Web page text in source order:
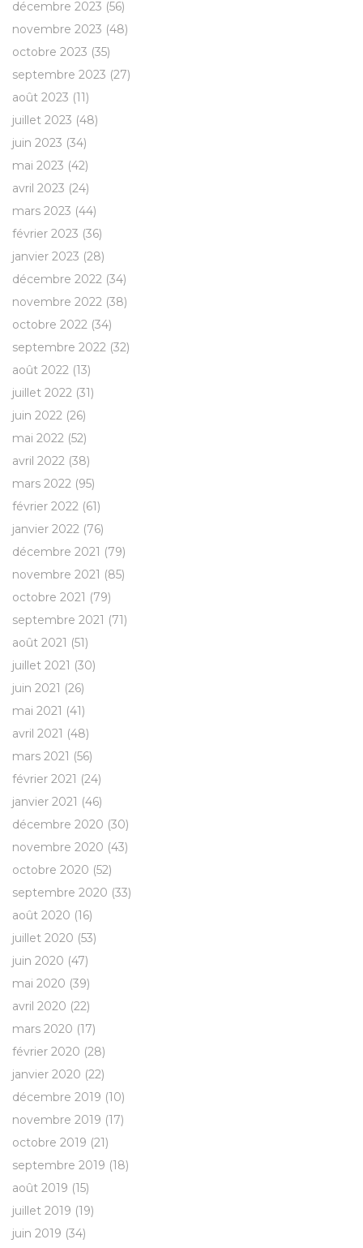
décembre 2023 (56)
novembre 2023 (48)
octobre 2023 (35)
septembre 2023 (27)
août 2023 (11)
juillet 2023 (48)
juin 2023 (34)
mai 2023 (42)
avril 2023 (24)
mars 2023 (44)
février 2023 (36)
janvier 2023 (28)
décembre 2022 (34)
novembre 2022 (38)
octobre 2022 (34)
septembre 2022 (32)
août 2022 (13)
juillet 2022 (31)
juin 2022 (26)
mai 2022 (52)
avril 2022 (38)
mars 2022 (95)
février 2022 (61)
janvier 2022 (76)
décembre 2021 (79)
novembre 2021 (85)
octobre 2021 (79)
septembre 2021 (71)
août 2021 (51)
juillet 2021 (30)
juin 2021 (26)
mai 2021 (41)
avril 2021 (48)
mars 2021 (56)
février 2021 (24)
janvier 2021 (46)
décembre 2020 (30)
novembre 2020 (43)
octobre 2020 (52)
septembre 2020 (33)
août 2020 (16)
juillet 2020 (53)
juin 2020 (47)
mai 2020 (39)
avril 2020 (22)
mars 2020 (17)
février 2020 (28)
janvier 2020 (22)
décembre 2019 (10)
novembre 2019 (17)
octobre 2019 (21)
septembre 2019 (18)
août 2019 (15)
juillet 2019 (19)
juin 2019 (34)